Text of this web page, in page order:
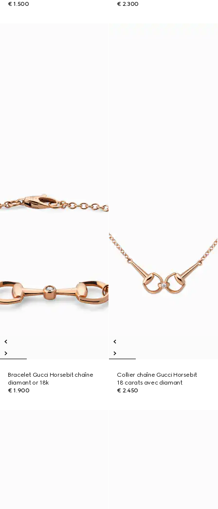
€ 1.500
€ 2.300
Bracelet Gucci Horsebit chaîne
diamant or 18k
€ 1.900
Collier chaîne Gucci Horsebit
18 carats avec diamant
€ 2.450